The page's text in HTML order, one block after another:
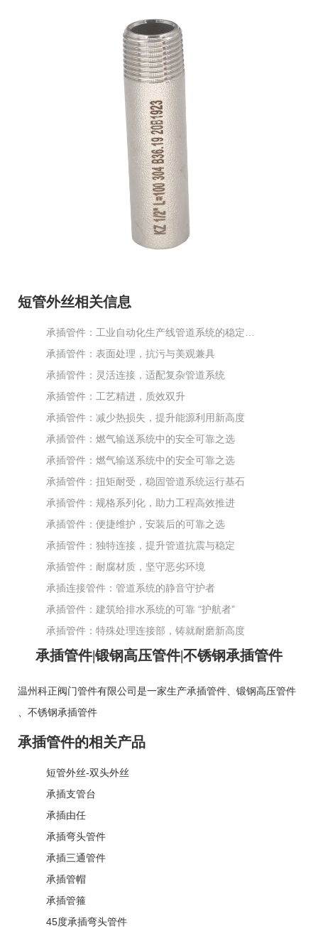
短管外丝相关信息
承插管件：表面处理，抗污与美观兼具
承插管件：灵活连接，适配复杂管道系统
承插管件：工艺精进，质效双升
承插管件：减少热损失，提升能源利用新高度
承插管件：燃气输送系统中的安全可靠之选
承插管件：燃气输送系统中的安全可靠之选
承插管件：扭矩耐受，稳固管道系统运行基石
承插管件：规格系列化，助力工程高效推进
承插管件：便捷维护，安装后的可靠之选
承插管件：独特连接，提升管道抗震与稳定
承插管件：耐腐材质，坚守恶劣环境
承插连接管件：管道系统的静音守护者
承插管件：建筑给排水系统的可靠 “护航者”
承插管件：特殊处理连接部，铸就耐磨新高度
承插管件|锻钢高压管件|不锈钢承插管件
温州科正阀门管件有限公司是一家生产承插管件
锻钢高压管件
不锈钢承插管件
承插管件的相关产品
短管外丝-双头外丝
承插支管台
承插由任
承插弯头管件
承插三通管件
承插管帽
承插管箍
45度承插弯头管件